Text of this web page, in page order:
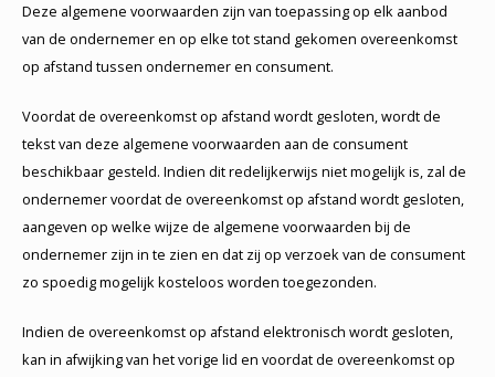
Deze algemene voorwaarden zijn van toepassing op elk aanbod
van de ondernemer en op elke tot stand gekomen overeenkomst
op afstand tussen ondernemer en consument.
Voordat de overeenkomst op afstand wordt gesloten, wordt de
tekst van deze algemene voorwaarden aan de consument
beschikbaar gesteld. Indien dit redelijkerwijs niet mogelijk is, zal de
ondernemer voordat de overeenkomst op afstand wordt gesloten,
aangeven op welke wijze de algemene voorwaarden bij de
ondernemer zijn in te zien en dat zij op verzoek van de consument
zo spoedig mogelijk kosteloos worden toegezonden.
Indien de overeenkomst op afstand elektronisch wordt gesloten,
kan in afwijking van het vorige lid en voordat de overeenkomst op